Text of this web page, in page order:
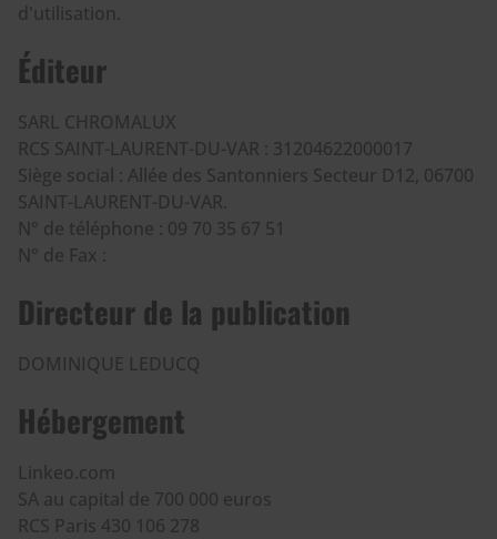
d'utilisation.
Éditeur
SARL CHROMALUX
RCS SAINT-LAURENT-DU-VAR : 31204622000017
Siège social : Allée des Santonniers Secteur D12, 06700
SAINT-LAURENT-DU-VAR.
N° de téléphone : 09 70 35 67 51
N° de Fax :
Directeur de la publication
DOMINIQUE LEDUCQ
Hébergement
Linkeo.com
SA au capital de 700 000 euros
RCS Paris 430 106 278